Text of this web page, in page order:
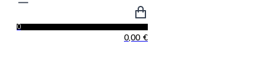
0
0,00 €